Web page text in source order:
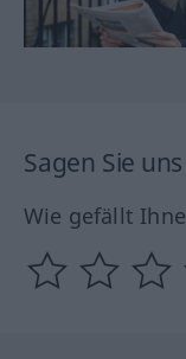
Sagen Sie
Wie gefällt